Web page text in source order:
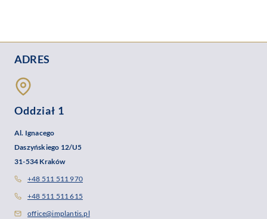
ADRES
Oddział 1
Al. Ignacego
Daszyńskiego 12/U5
31-534 Kraków
+48 511 511 970
+48 511 511 615
office@implantis.pl